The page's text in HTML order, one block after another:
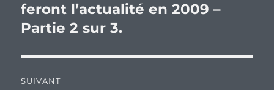
l’article
précédente :
feront l’actualité en 2009 –
Partie 2 sur 3.
SUIVANT